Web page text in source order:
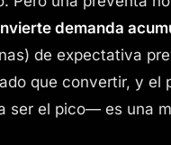
demanda
de expectativa
que convertir, y el
ser el pico— es una